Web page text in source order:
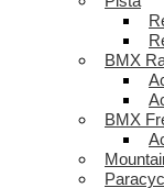
BMX
BMX